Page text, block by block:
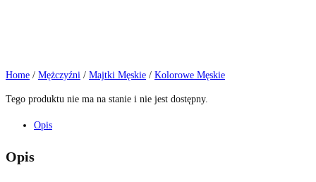
Home / Mężczyźni / Majtki Męskie / Kolorowe Męskie
Tego produktu nie ma na stanie i nie jest dostępny.
Opis
Opis